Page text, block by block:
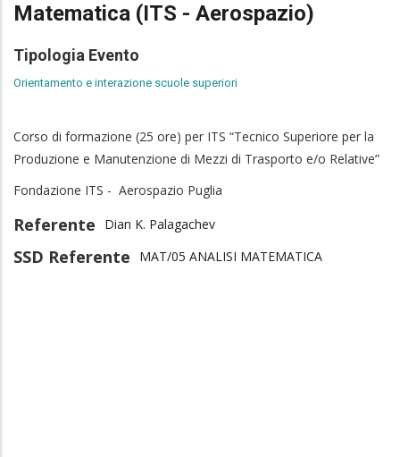
Matematica (ITS - Aerospazio)
Tipologia Evento
Orientamento e interazione scuole superiori
Corso di formazione (25 ore) per ITS “Tecnico Superiore per la
Produzione e Manutenzione di Mezzi di Trasporto e/o Relative”
Fondazione ITS - Aerospazio Puglia
Referente Dian K. Palagachev
SSD Referente MAT/05 ANALISI MATEMATICA